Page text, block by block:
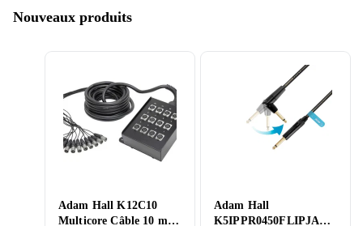
Nouveaux produits
Adam Hall K12C10
Multicore Câble 10 m
Adam Hall
K5IPPR0450FLIPJACK